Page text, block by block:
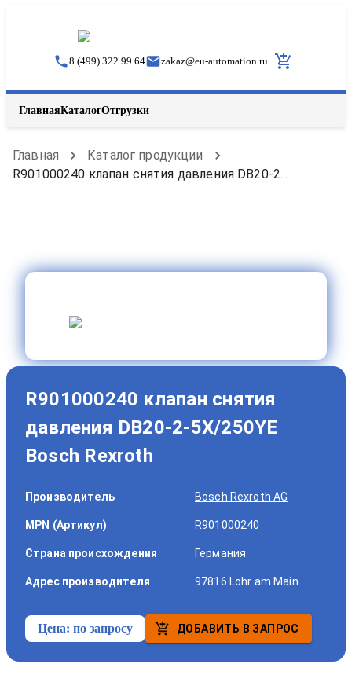
8 (499) 322 99 64 zakaz@eu-automation.ru
ГлавнаяКаталогОтгрузки
Главная
Каталог продукции
R901000240 клапан снятия давления DB20-2...
R901000240 клапан снятия
давления DB20-2-5X/250YE
Bosch Rexroth
Производитель Bosch Rexroth AG
MPN (Артикул) R901000240
Страна происхождения Германия
Адрес производителя 97816 Lohr am Main
Цена: по запросу ДОБАВИТЬ В ЗАПРОС